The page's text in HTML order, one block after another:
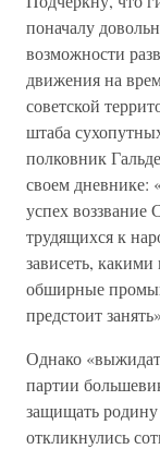
поначалу
возможности
движения на
советской
штаба
полковник
своем дневнике:
успех воззвание
трудящихся к
зависеть,
обширные
предстоит
Однако
партии
защищать
откликнулись